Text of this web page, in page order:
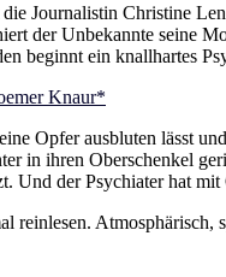
Journalistin Christine
der Unbekannte
beginnt ein knallhartes
Knaur*
Opfer ausbluten lässt
in ihren Oberschenkel
Und der Psychiater hat
Atmosphärisch,